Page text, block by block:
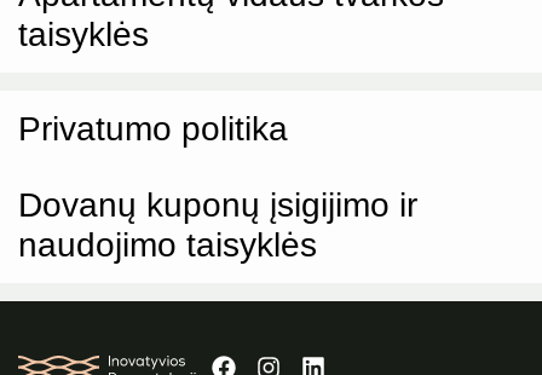
taisyklės
Privatumo politika
Dovanų kuponų įsigijimo ir
naudojimo taisyklės